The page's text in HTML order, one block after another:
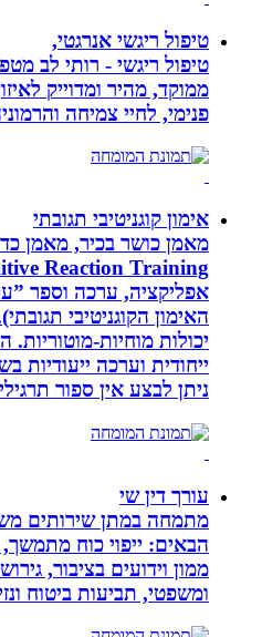
טיפול ריגשי אנרגטי,
טיפול ריגשי - רותי לב מטפלת
ממוקד, מהיר ומדוייק לאיזון
פנימי, לחיי צמיחה והרמוניה.
אימון קוגניטיבי תגובתי
מאמן כושר בכיר, מאמן
אפליקציה, ערכה וספר
האימון הקוגניטיבי תגובתי).
יכולות מוחיות-מוטוריות.
ניתן לבצע אין ספור תרגילים
עורך דין שי
מתמחה במתן שירותים
הבאים: ייפוי כוח מתמשך,
ממון וידועים בציבור,
ומשפטי, תביעות ביטוח ונזיקין,